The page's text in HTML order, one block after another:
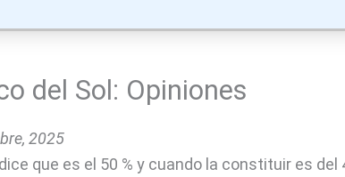
del Sol: Opiniones
2025
que es el 50 % y cuando la constituir es del